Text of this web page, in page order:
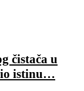
čistača u
istinu…